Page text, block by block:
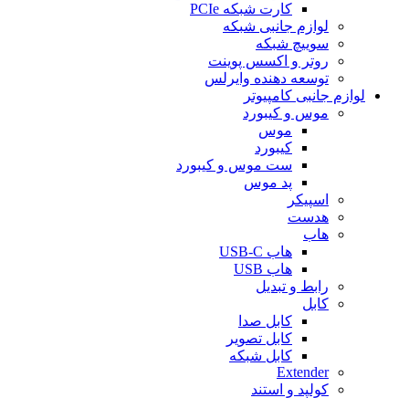
کارت شبکه PCIe
لوازم جانبی شبکه
سوییچ شبکه
روتر و اکسس پوینت
توسعه دهنده وایرلس
لوازم جانبی کامپیوتر
موس و کیبورد
موس
کیبورد
ست موس و کیبورد
پد موس
اسپیکر
هدست
هاب
هاب USB-C
هاب USB
رابط و تبدیل
کابل
کابل صدا
کابل تصویر
کابل شبکه
Extender
کولپد و استند